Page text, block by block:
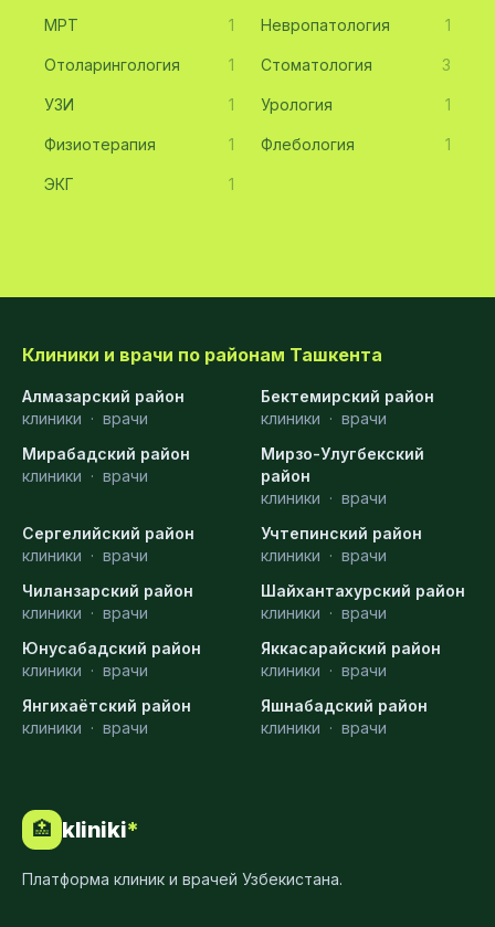
МРТ 1 Невропатология 1
Отоларингология 1 Стоматология 3
УЗИ 1 Урология 1
Физиотерапия 1 Флебология 1
ЭКГ 1
Клиники и врачи по районам Ташкента
Алмазарский район
клиники · врачи
Бектемирский район
клиники · врачи
Мирабадский район
клиники · врачи
Мирзо-Улугбекский
район
клиники · врачи
Сергелийский район
клиники · врачи
Учтепинский район
клиники · врачи
Чиланзарский район
клиники · врачи
Шайхантахурский район
клиники · врачи
Юнусабадский район
клиники · врачи
Яккасарайский район
клиники · врачи
Янгихаётский район
клиники · врачи
Яшнабадский район
клиники · врачи
🏥 kliniki*
Платформа клиник и врачей Узбекистана.